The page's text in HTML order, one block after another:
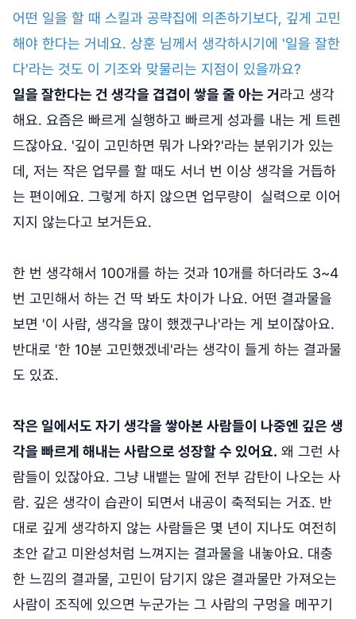
어떤 일을 할 때 스킬과 공략집에 의존하기보다, 깊게 고민
해야 한다는 거네요. 상훈 님께서 생각하시기에 '일을 잘한
다'라는 것도 이 기조와 맞물리는 지점이 있을까요?
일을 잘한다는 건 생각을 겹겹이 쌓을 줄 아는 거 라고 생각
해요. 요즘은 빠르게 실행하고 빠르게 성과를 내는 게 트렌
드잖아요. '깊이 고민하면 뭐가 나와?'라는 분위기가 있는
데, 저는 작은 업무를 할 때도 서너 번 이상 생각을 거듭하
는 편이에요. 그렇게 하지 않으면 업무량이 실력으로 이어
지지 않는다고 보거든요.
한 번 생각해서 100개를 하는 것과 10개를 하더라도 3~4
번 고민해서 하는 건 딱 봐도 차이가 나요. 어떤 결과물을
보면 '이 사람, 생각을 많이 했겠구나'라는 게 보이잖아요.
반대로 '한 10분 고민했겠네'라는 생각이 들게 하는 결과물
도 있죠.
작은 일에서도 자기 생각을 쌓아본 사람들이 나중엔 깊은 생
각을 빠르게 해내는 사람으로 성장할 수 있어요. 왜 그런 사
람들이 있잖아요. 그냥 내뱉는 말에 전부 감탄이 나오는 사
람. 깊은 생각이 습관이 되면서 내공이 축적되는 거죠. 반
대로 깊게 생각하지 않는 사람들은 몇 년이 지나도 여전히
초안 같고 미완성처럼 느껴지는 결과물을 내놓아요. 대충
한 느낌의 결과물, 고민이 담기지 않은 결과물만 가져오는
사람이 조직에 있으면 누군가는 그 사람의 구멍을 메꾸기